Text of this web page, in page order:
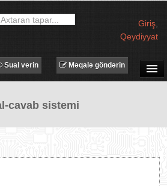
Giriş
Qeydiyyat
TECHNET TV
MƏQALƏLƏR
Məqalə göndərin
Sual verin
cavab sistemi